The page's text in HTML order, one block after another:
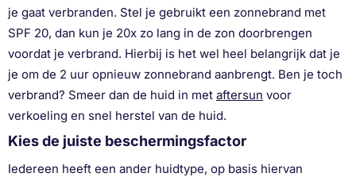
je gaat verbranden. Stel je gebruikt een zonnebrand met
SPF 20, dan kun je 20x zo lang in de zon doorbrengen
voordat je verbrand. Hierbij is het wel heel belangrijk dat je
je om de 2 uur opnieuw zonnebrand aanbrengt. Ben je toch
verbrand? Smeer dan de huid in met aftersun voor
verkoeling en snel herstel van de huid.
Kies de juiste beschermingsfactor
Iedereen heeft een ander huidtype, op basis hiervan